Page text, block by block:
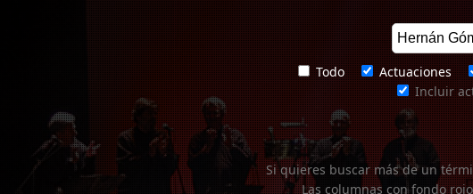
Todo Actuaciones
Incluir
Si quieres buscar más de un
Las columnas con fondo